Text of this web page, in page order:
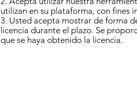
utilizan en su plataforma, con fines
3. Usted acepta mostrar de forma
licencia durante el plazo. Se
que se haya obtenido la licencia.